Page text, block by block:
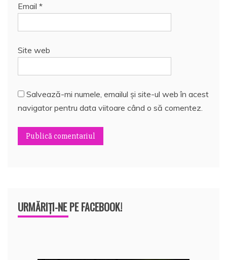
Email *
Site web
Salvează-mi numele, emailul și site-ul web în acest
navigator pentru data viitoare când o să comentez.
URMĂRIȚI-NE PE FACEBOOK!